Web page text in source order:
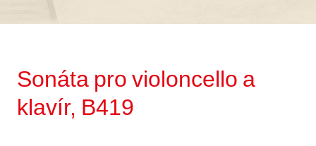
Sonáta pro violoncello a
klavír, B419